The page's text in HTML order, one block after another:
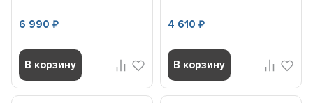
6 990₽
В корзину
(компл...
4 610 ₽
В корзину